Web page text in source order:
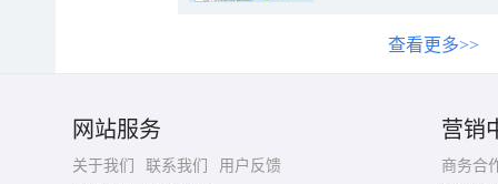
查看更多>>
网站服务
关于我们 联系我们
用户反馈
营销
商务合